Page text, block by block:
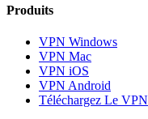
Produits
VPN Windows
VPN Mac
VPN iOS
VPN Android
Téléchargez Le VPN